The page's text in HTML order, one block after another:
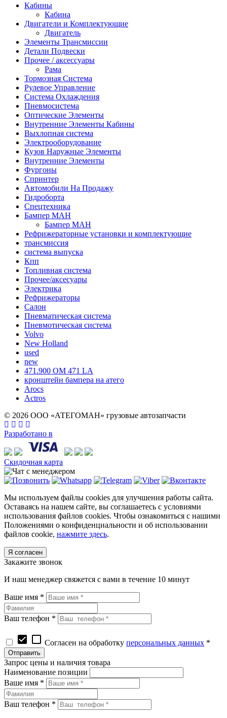
Кабины
Кабина
Двигатели и Комплектующие
Двигатель
Элементы Трансмиссии
Детали Подвески
Прочее / аксессуары
Рама
Тормозная Система
Рулевое Управление
Система Охлаждения
Пневмосистема
Оптические Элементы
Внутренние Элементы Кабины
Выхлопная система
Электрооборудование
Кузов Наружные Элементы
Внутренние Элементы
Фургоны
Спринтер
Автомобили На Продажу
Гидроборта
Спецтехника
Бампер МАН
Бампер МАН
Рефрижераторные установки и комплектующие
трансмиссия
система выпуска
Кпп
Топливная система
Прочее/аксесуары
Электрика
Рефрижераторы
Салон
Пневматическая система
Пневмотическая система
Volvo
New Holland
used
new
471.900 OM 471 LA
кронштейн бампера на атего
Arocs
Actros
© 2026 ООО «АТЕГОМАН» грузовые автозапчасти
Разработано в
Скидочная карта
Мы используем файлы cookies для улучшения работы сайта.
Оставаясь на нашем сайте, вы соглашаетесь с условиями
использования файлов cookies. Чтобы ознакомиться с нашими
Положениями о конфиденциальности и об использовании
файлов cookie, нажмите здесь.
Я согласен
Закажите звонок
И наш менеджер свяжется с вами в течение 10 минут
Ваше имя *
Ваш телефон *
check_box check_box_outline_blank Согласен на обработку персональных данных *
Запрос цены и наличия товара
Наименование позиции
Ваше имя *
Ваш телефон *